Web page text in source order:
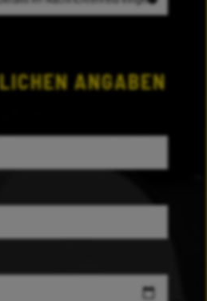
ANGABEN